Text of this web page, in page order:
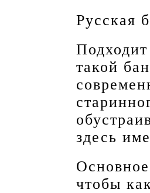
Русская
такой
здесь
чтобы